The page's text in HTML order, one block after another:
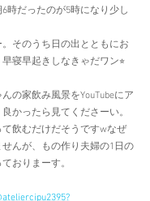
時だったのが5時になり少し
そのうち日の出とともにお
寝早起きしなきゃだワン⭐︎
の家飲み風景をYouTubeにア
かったら見てくださーい。
飲むだけだそうですwなぜ
んが、もの作り夫婦の1日の
おりまーす。